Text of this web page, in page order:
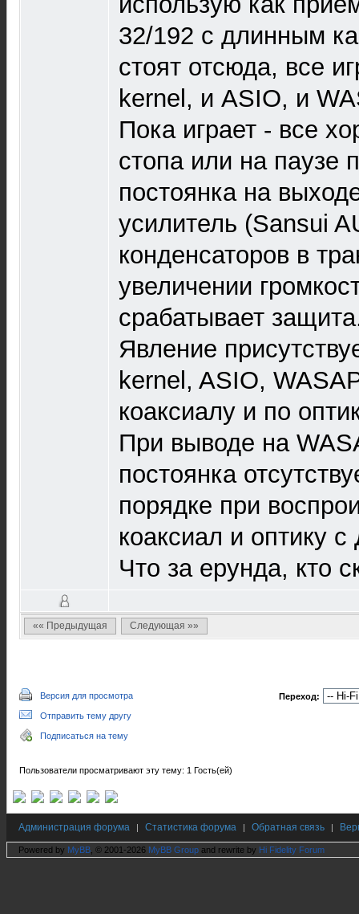
32/192 с длинным
стоят отсюда, все
kernel, и ASIO, и
Пока играет - все
стопа или на паузе
постоянка на
усилитель (Sansui
конденсаторов в
увеличении
срабатывает
Явление
kernel, ASIO,
коаксиалу и по
При выводе на
постоянка
порядке при
коаксиал и оптику
Что за ерунда, кто
«« Предыдущая Следующая »»
Версия для просмотра
Отправить тему другу
Подписаться на тему
Переход:
Пользователи просматривают эту тему: 1 Гость(ей)
Администрация форума | Статистика форума | Обратная связь |
Powered by MyBB , © 2001-2026 MyBB Group and rewrite by Hi Fidelity Forum